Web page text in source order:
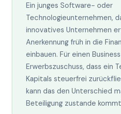
Ein junges Software- oder
Technologieunternehmen,
innovatives Unternehmen
Anerkennung früh in die
einbauen. Für einen
Erwerbszuschuss, dass ein
Kapitals steuerfrei
kann das den Unterschied
Beteiligung zustande